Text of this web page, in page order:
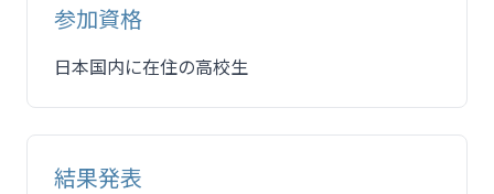
参加資格
日本国内に在住の高校生
結果発表